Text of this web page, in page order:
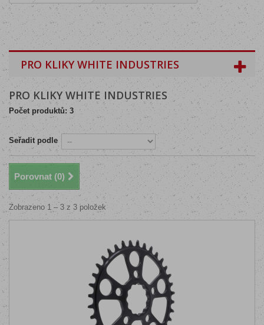
PRO KLIKY WHITE INDUSTRIES
PRO KLIKY WHITE INDUSTRIES
Počet produktů: 3
Seřadit podle
Porovnat (0)
Zobrazeno 1 – 3 z 3 položek